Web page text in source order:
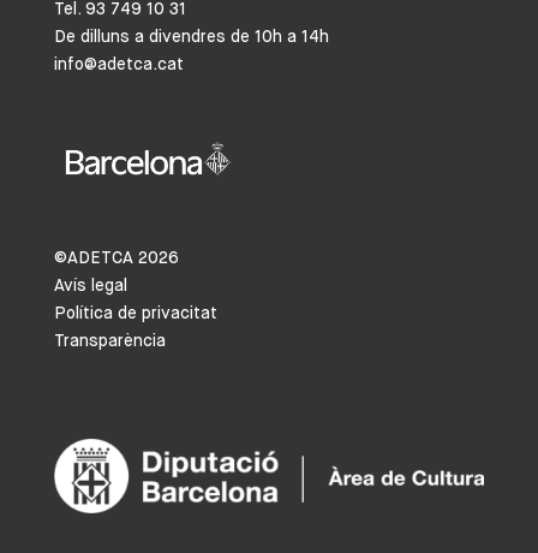
Tel. 93 749 10 31
De dilluns a divendres de 10h a 14h
info@adetca.cat
©ADETCA 2026
Avís legal
Política de privacitat
Transparència